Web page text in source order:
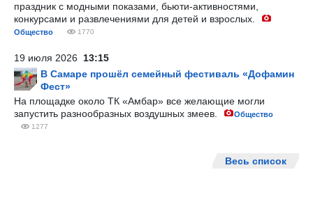
праздник с модными показами, бьюти-активностями,
конкурсами и развлечениями для детей и взрослых.
Общество 1770
19 июля 2026 13:15
В Самаре прошёл семейный фестиваль «Дофамин
Фест»
На площадке около ТК «Амбар» все желающие могли
запустить разнообразных воздушных змеев.
Общество
1277
Весь список